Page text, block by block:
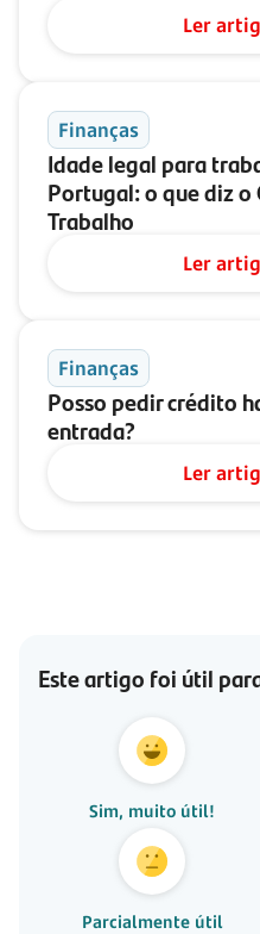
Ler
Finanças
Idade legal para
Portugal: o que diz o
Trabalho
Ler
Finanças
Posso pedir crédito
entrada?
Ler
Este artigo foi útil
Sim, muito útil!
Parcialmente útil